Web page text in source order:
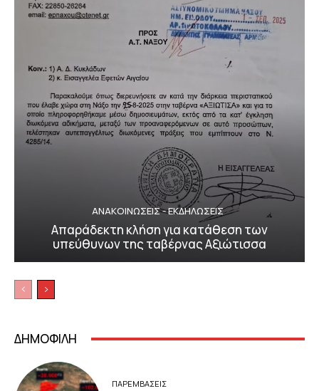
ΑΝΑΚΟΙΝΩΣΕΙΣ - ΕΚΔΗΛΩΣΕΙΣ
Απαράδεκτη κλήση για κατάθεση των
υπεύθυνων της ταβέρνας Αξιώτισσα
ΔΗΜΟΦΙΛΗ
ΠΑΡΕΜΒΑΣΕΙΣ